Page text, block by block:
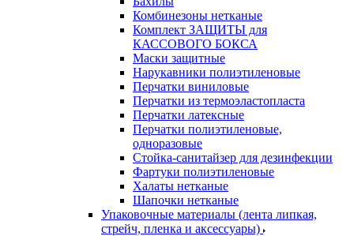
Комбинезоны нетканые
Комплект ЗАЩИТЫ для
КАССОВОГО БОКСА
Маски защитные
Нарукавники полиэтиленовые
Перчатки виниловые
Перчатки из термоэластопласта
Перчатки латексные
Перчатки полиэтиленовые,
одноразовые
Стойка-санитайзер для дезинфекции
Фартуки полиэтиленовые
Халаты нетканые
Шапочки нетканые
Упаковочные материалы (лента липкая,
стрейч, пленка и аксессуары)